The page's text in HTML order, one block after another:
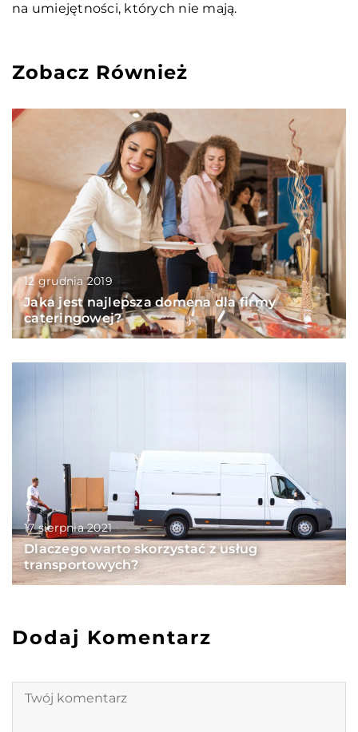
na umiejętności, których nie mają.
Zobacz Również
12 grudnia 2019
Jaka jest najlepsza domena dla firmy
cateringowej?
17 sierpnia 2021
Dlaczego warto skorzystać z usług
transportowych?
Dodaj Komentarz